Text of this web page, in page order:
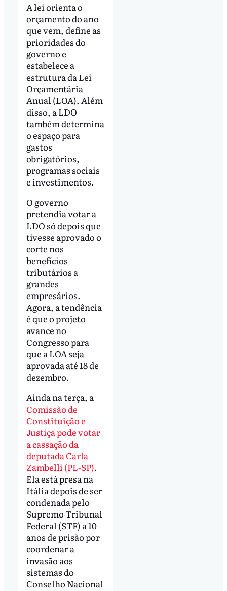
A lei orienta o
orçamento do ano
que vem, define as
prioridades do
governo e
estabelece a
estrutura da Lei
Orçamentária
Anual (LOA). Além
disso, a LDO
também determina
o espaço para
gastos
obrigatórios,
programas sociais
e investimentos.
O governo
pretendia votar a
LDO só depois que
tivesse aprovado o
corte nos
benefícios
tributários a
grandes
empresários.
Agora, a tendência
é que o projeto
avance no
Congresso para
que a LOA seja
aprovada até 18 de
dezembro.
Ainda na terça, a
Comissão de
Constituição e
Justiça pode votar
a cassação da
deputada Carla
Zambelli (PL-SP).
Ela está presa na
Itália depois de ser
condenada pelo
Supremo Tribunal
Federal (STF) a 10
anos de prisão por
coordenar a
invasão aos
sistemas do
Conselho Nacional